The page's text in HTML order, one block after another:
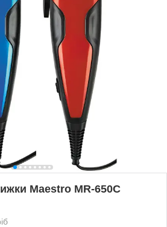
Maestro MR-650C